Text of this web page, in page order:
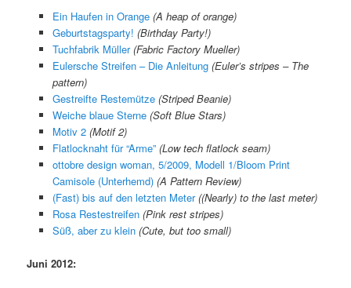
Ein Haufen in Orange (A heap of orange)
Geburtstagsparty! (Birthday Party!)
Tuchfabrik Müller (Fabric Factory Mueller)
Eulersche Streifen – Die Anleitung (Euler’s stripes – The
pattern)
Gestreifte Restemütze (Striped Beanie)
Weiche blaue Sterne (Soft Blue Stars)
Motiv 2 (Motif 2)
Flatlocknaht für “Arme” (Low tech flatlock seam)
ottobre design woman, 5/2009, Modell 1/Bloom Print
Camisole (Unterhemd) (A Pattern Review)
(Fast) bis auf den letzten Meter ((Nearly) to the last meter)
Rosa Restestreifen (Pink rest stripes)
Süß, aber zu klein (Cute, but too small)
Juni 2012: